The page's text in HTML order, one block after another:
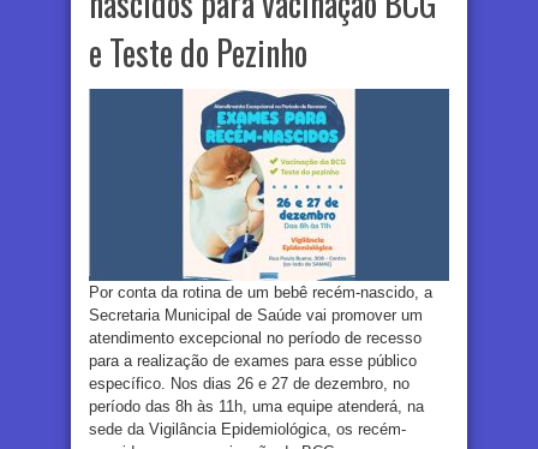
e Teste do Pezinho
Por conta da rotina de um bebê recém-nascido, a
Secretaria Municipal de Saúde vai promover um
atendimento excepcional no período de recesso
para a realização de exames para esse público
específico. Nos dias 26 e 27 de dezembro, no
período das 8h às 11h, uma equipe atenderá, na
sede da Vigilância Epidemiológica, os recém-